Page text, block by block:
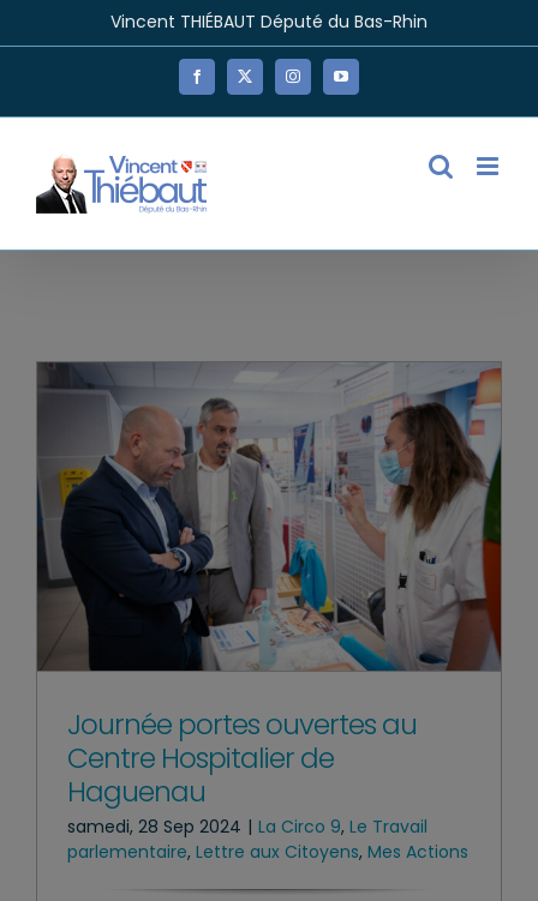
Vincent THIÉBAUT Député du Bas-Rhin
Facebook
X InstagramYouTube
Journée portes ouvertes au
Centre Hospitalier de
Haguenau
samedi, 28 Sep 2024 | La Circo 9, Le Travail
parlementaire, Lettre aux Citoyens, Mes Actions